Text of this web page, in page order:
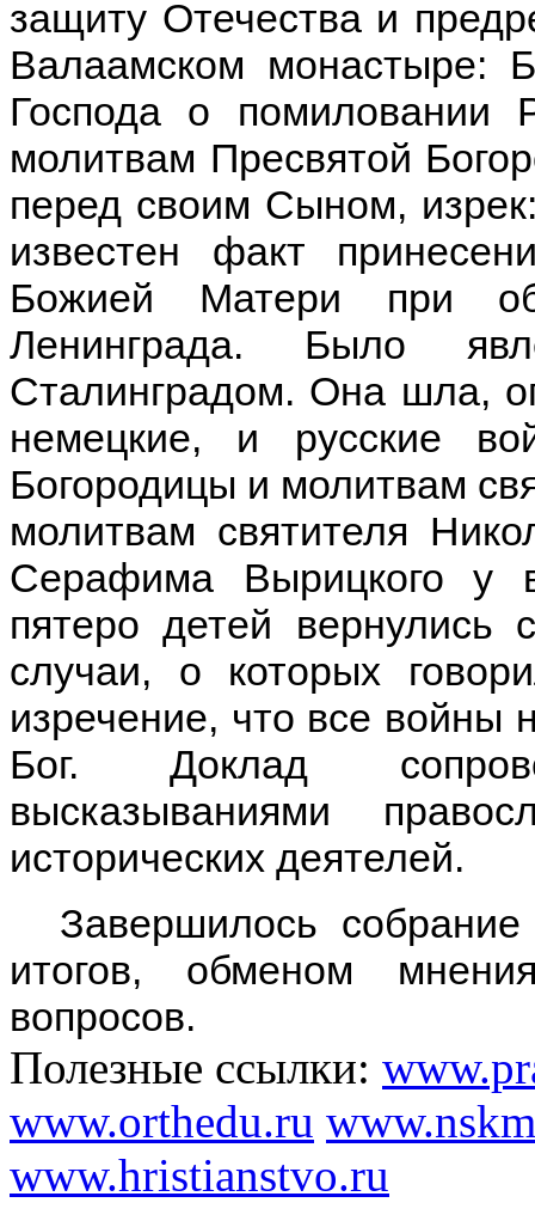
защиту Отечества и
Валаамском монастыре:
Господа о помиловании
молитвам Пресвятой
перед своим Сыном,
известен факт
Божией Матери при
Ленинграда. Было
Сталинградом. Она шла,
немецкие, и русские
Богородицы и молитвам
молитвам святителя
Серафима Вырицкого
пятеро детей
случаи, о которых
изречение, что все войны
Бог. Доклад
высказываниями
исторических деятелей.
Завершилось
итогов, обменом
вопросов.
Полезные ссылки:
www.orthedu.ru
www.hristianstvo.ru